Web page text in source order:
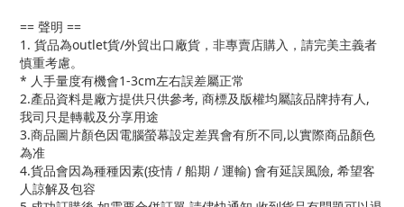
== 聲明 ==
1. 貨品為outlet貨/外貿出口廠貨，非專賣店購入，請完美主義者
慎重考慮。
* 人手量度有機會1-3cm左右誤差屬正常
2.產品資料是廠方提供只供參考, 商標及版權均屬該品牌持有人,
我司只是轉載及分享用途
3.商品圖片顏色因電腦螢幕設定差異會有所不同,以實際商品顏色
為准
4.貨品會因為種種因素(疫情 / 船期 / 運輸) 會有延誤風險, 希望客
人諒解及包容